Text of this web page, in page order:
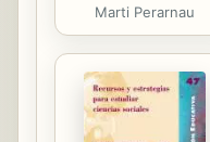
Marti Perarnau